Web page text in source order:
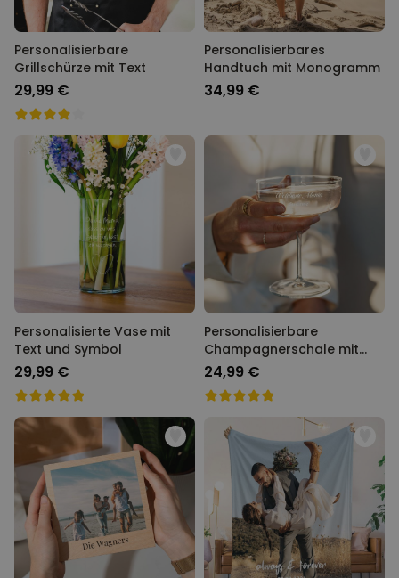
Personalisierbare
Grillschürze mit Text
29,99 €
Personalisierbares
Handtuch mit Monogramm
34,99 €
Personalisierte Vase mit
Text und Symbol
29,99 €
Personalisierbare
Champagnerschale mit
Text
24,99 €